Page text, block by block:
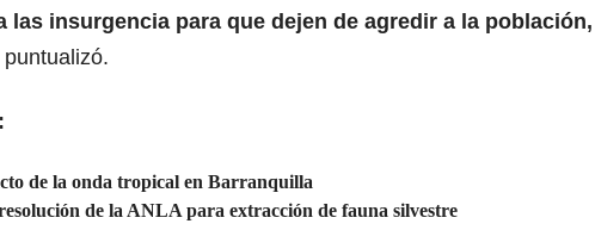
las insurgencia para que dejen de agredir a la población,
puntualizó.
de la onda tropical en Barranquilla
de la ANLA para extracción de fauna silvestre